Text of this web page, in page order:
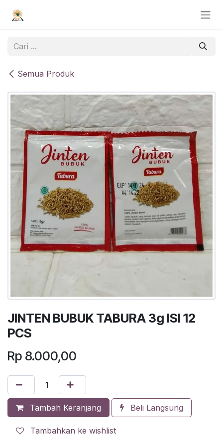
Semua Produk
JINTEN BUBUK TABURA 3g ISI 12
PCS
Rp 8.000,00
Tambah Keranjang Beli Langsung
Tambahkan ke wishlist